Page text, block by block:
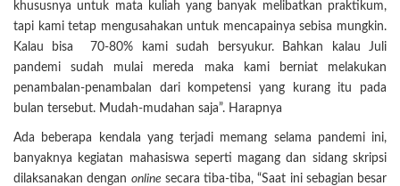
khususnya untuk mata kuliah yang banyak melibatkan praktikum,
tapi kami tetap mengusahakan untuk mencapainya sebisa mungkin.
Kalau bisa 70-80% kami sudah bersyukur. Bahkan kalau Juli
pandemi sudah mulai mereda maka kami berniat melakukan
penambalan-penambalan dari kompetensi yang kurang itu pada
bulan tersebut. Mudah-mudahan saja”. Harapnya
Ada beberapa kendala yang terjadi memang selama pandemi ini,
banyaknya kegiatan mahasiswa seperti magang dan sidang skripsi
dilaksanakan dengan online secara tiba-tiba, “Saat ini sebagian besar